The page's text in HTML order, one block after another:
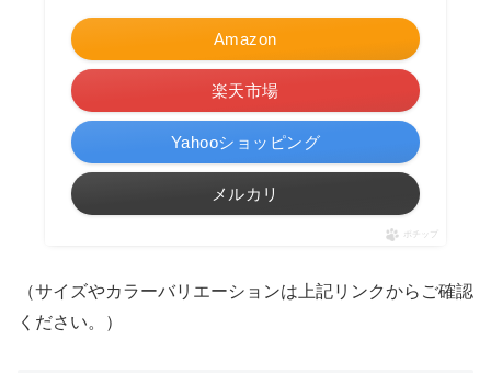
Amazon
楽天市場
Yahooショッピング
メルカリ
ポチップ
（サイズやカラーバリエーションは上記リンクからご確認
ください。）